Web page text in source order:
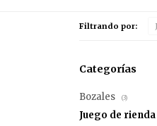
Filtrando por:
Categorías
Bozales (3)
Juego de